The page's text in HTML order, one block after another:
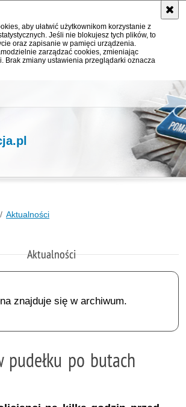
aby ułatwić użytkownikom korzystanie z
Jeśli nie blokujesz tych plików, to
oraz zapisanie w pamięci urządzenia.
zarządzać cookies, zmieniając
Brak zmiany ustawienia przeglądarki oznacza
Aktualności
Aktualności
znajduje się w archiwum.
pudełku po butach